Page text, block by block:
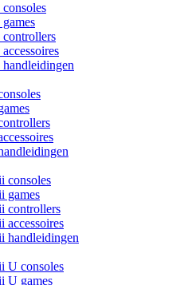
consoles
games
controllers
accessoires
handleidingen
U consoles
U games